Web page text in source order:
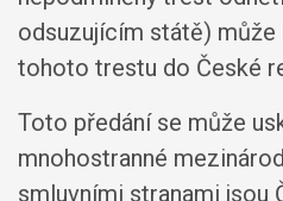
odsuzujícím státě) může
tohoto trestu do České
Toto předání se může
mnohostranné
smluvními stranami jsou